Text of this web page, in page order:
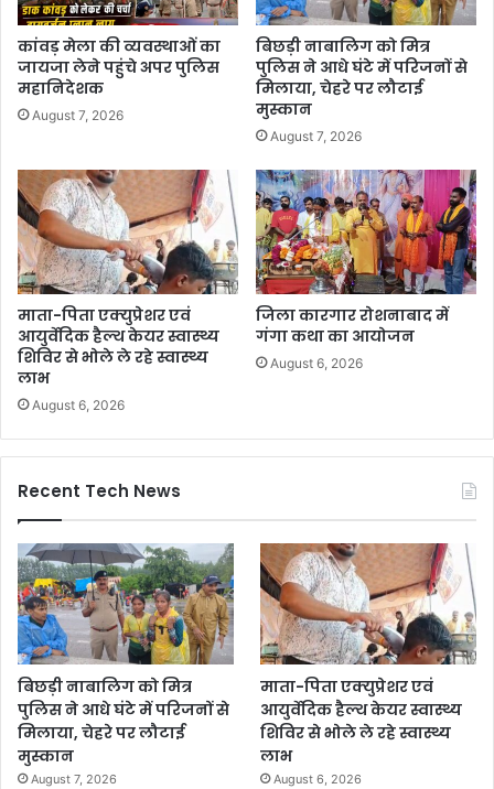
कांवड़ मेला की व्यवस्थाओं का
जायजा लेने पहुंचे अपर पुलिस
महानिदेशक
August 7, 2026
बिछड़ी नाबालिग को मित्र
पुलिस ने आधे घंटे में परिजनों से
मिलाया, चेहरे पर लौटाई
मुस्कान
August 7, 2026
माता-पिता एक्युप्रेशर एवं
आयुर्वेदिक हैल्थ केयर स्वास्थ्य
शिविर से भोले ले रहे स्वास्थ्य
लाभ
August 6, 2026
जिला कारगार रोशनाबाद में
गंगा कथा का आयोजन
August 6, 2026
Recent Tech News
बिछड़ी नाबालिग को मित्र
पुलिस ने आधे घंटे में परिजनों से
मिलाया, चेहरे पर लौटाई
मुस्कान
August 7, 2026
माता-पिता एक्युप्रेशर एवं
आयुर्वेदिक हैल्थ केयर स्वास्थ्य
शिविर से भोले ले रहे स्वास्थ्य
लाभ
August 6, 2026